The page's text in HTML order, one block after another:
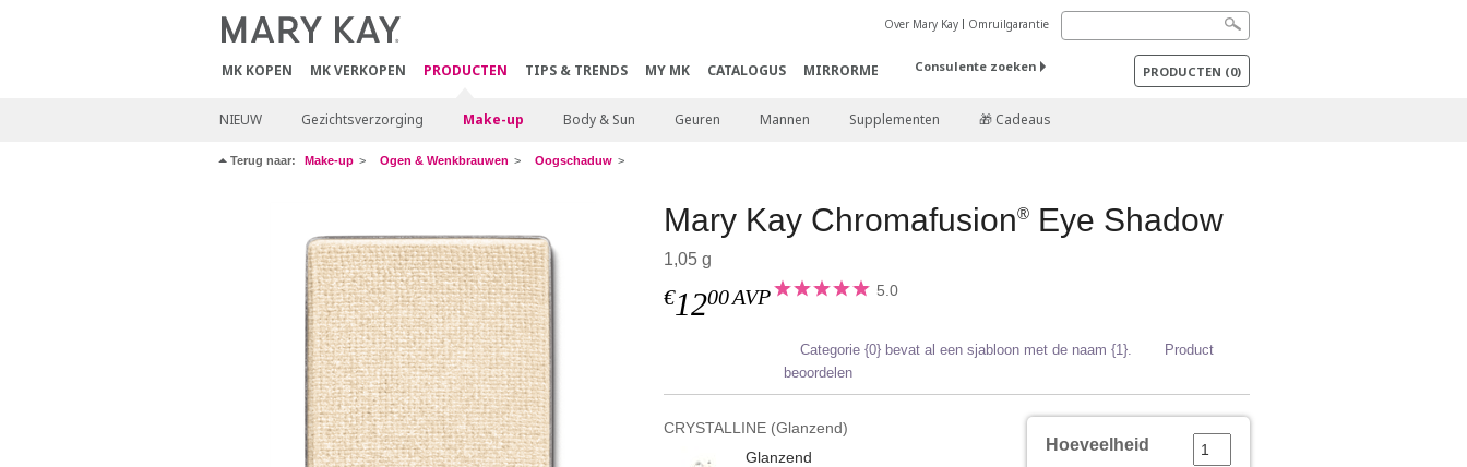
MK KOPEN MK VERKOPEN PRODUCTEN TIPS & TRENDS MY MK CATALOGUS MIRRORME
Over Mary Kay Omruilgarantie
Consulente zoeken PRODUCTEN (0)
NIEUW Gezichtsverzorging Make-up Body & Sun Geuren Mannen Supplementen 🎁 Cadeaus
Terug naar: Make-up Ogen & Wenkbrauwen Oogschaduw
Mary Kay Chromafusion® Eye Shadow
1,05 g
€1200AVP 5.0
Categorie {0} bevat al een sjabloon met de naam {1}.
Product
beoordelen
CRYSTALLINE (Glanzend)
Glanzend
Hoeveelheid